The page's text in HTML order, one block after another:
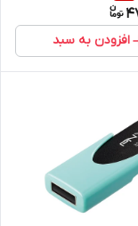
افزودن به سبد